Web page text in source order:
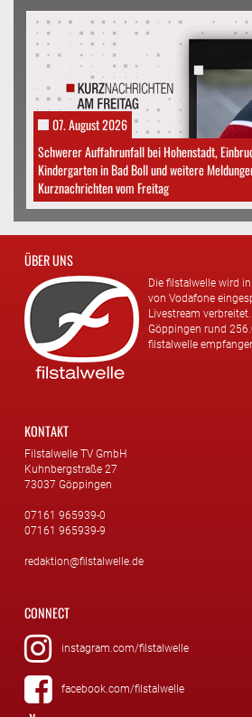
07. August 2026
Schwerer Auffahrunfall bei Hohenstadt,
Kindergarten in Bad Boll und weitere
Kurznachrichten vom Freitag
ÜBER UNS
Die filstalwelle wird
von Vodafone
Livestream
Göppingen rund
filstalwelle
KONTAKT
Filstalwelle TV GmbH
Kuhnbergstraße 27
73037 Göppingen
07161 965939-0
07161 965939-9
redaktion@filstalwelle.de
CONNECT
instagram.com/filstalwelle
facebook.com/filstalwelle